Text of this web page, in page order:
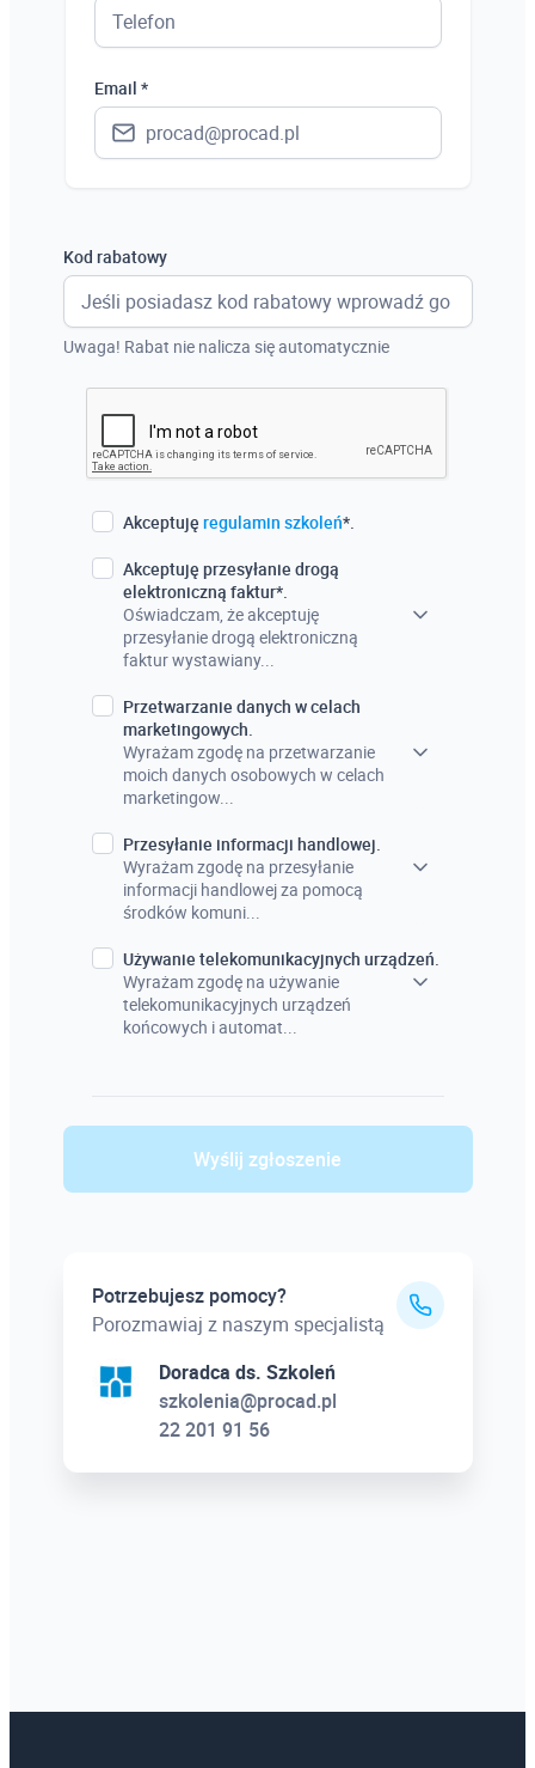
Email *
Kod rabatowy
Uwaga! Rabat nie nalicza się automatycznie
Akceptuję regulamin szkoleń*.
Akceptuję przesyłanie drogą
elektroniczną faktur*.
Oświadczam, że akceptuję
przesyłanie drogą elektroniczną
faktur wystawiany...
Przetwarzanie danych w celach
marketingowych.
Wyrażam zgodę na przetwarzanie
moich danych osobowych w celach
marketingow...
Przesyłanie informacji handlowej.
Wyrażam zgodę na przesyłanie
informacji handlowej za pomocą
środków komuni...
Używanie telekomunikacyjnych urządzeń.
Wyrażam zgodę na używanie
telekomunikacyjnych urządzeń
końcowych i automat...
Wyślij zgłoszenie
Potrzebujesz pomocy?
Porozmawiaj z naszym specjalistą
Doradca ds. Szkoleń
szkolenia@procad.pl
22 201 91 56
Ukraina
Niemcy
Wielka Brytania
Włochy
Francja
Szwecja
Holandia
Czechy